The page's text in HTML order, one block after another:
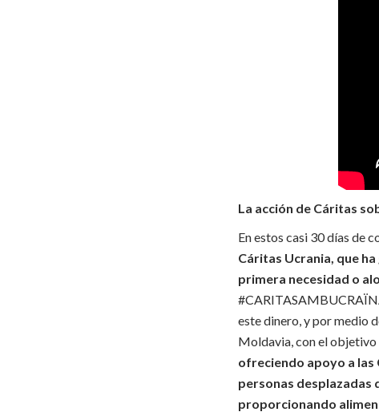
La acción de Cáritas
En estos casi 30 días de
Cáritas Ucrania, que
primera necesidad o
este dinero, y por medio
Moldavia, con el objetivo
ofreciendo apoyo a las
personas desplazadas
proporcionando